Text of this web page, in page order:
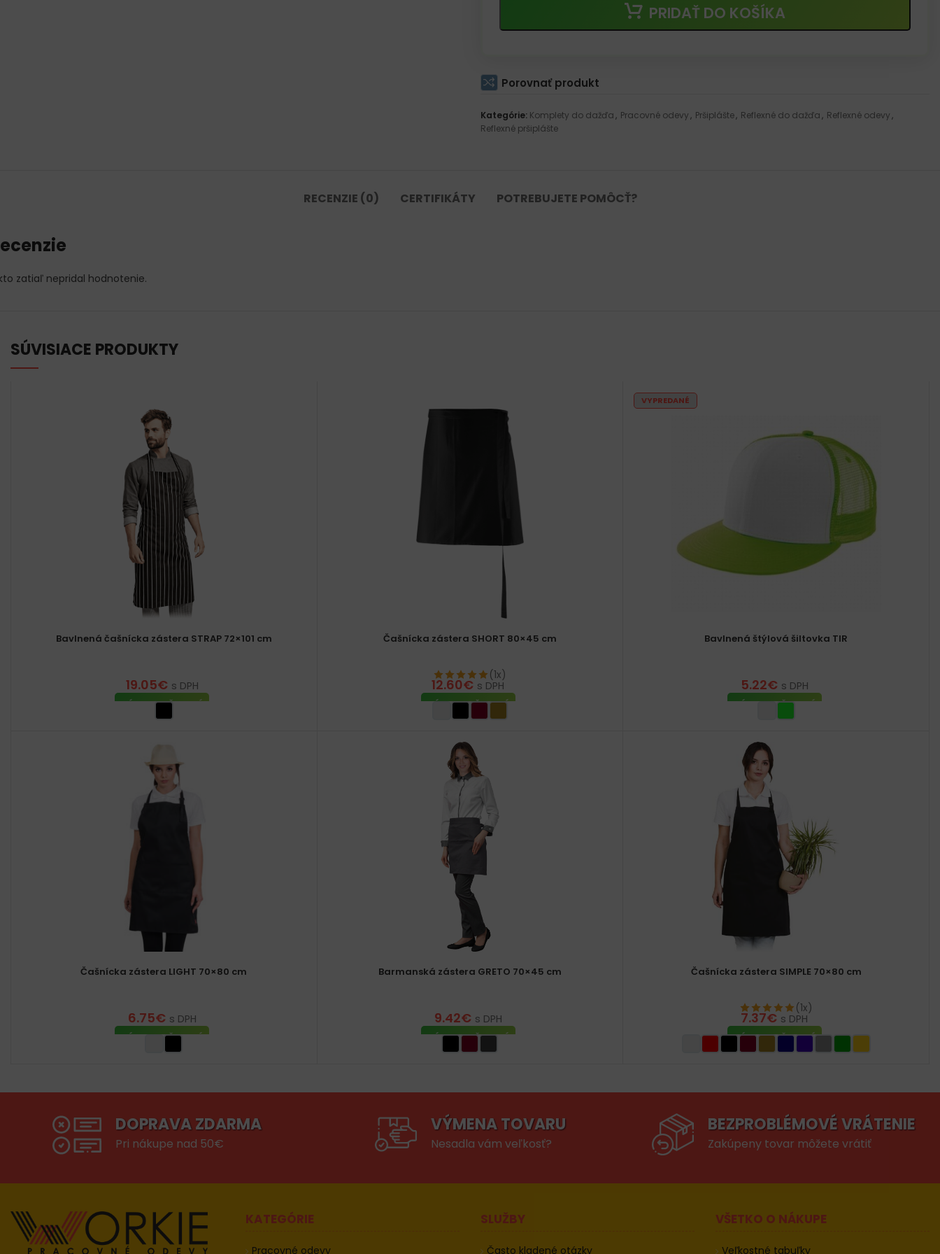
PRIDAŤ DO KOŠÍKA
Porovnať produkt
Kategórie: Komplety do dažďa , Pracovné odevy , Pršiplášte, Reflexné do dažďa , Reflexné odevy ,
Reflexné pršiplášte
RECENZIE (0) CERTIFIKÁTY POTREBUJETE POMÔCŤ?
zatiaľ nepridal hodnotenie.
SÚVISIACE PRODUKTY
Bavlnená čašnícka zástera STRAP 72×101 cm
19.05€ s DPH
VÝBER MOŽNOSTÍ
Čašnícka zástera SHORT 80×45 cm
(1x)
12.60€ s DPH
VÝBER MOŽNOSTÍ
VYPREDANÉ
Bavlnená štýlová šiltovka TIR
5.22€ s DPH
VÝBER MOŽNOSTÍ
Čašnícka zástera LIGHT 70×80 cm
6.75€ s DPH
VÝBER MOŽNOSTÍ
Barmanská zástera GRETO 70×45 cm
9.42€ s DPH
VÝBER MOŽNOSTÍ
Čašnícka zástera SIMPLE 70×80 cm
(1x)
7.37€ s DPH
VÝBER MOŽNOSTÍ
DOPRAVA ZDARMA
Pri nákupe nad 50€
VÝMENA TOVARU
Nesadla vám veľkosť?
BEZPROBLÉMOVÉ VRÁTENIE
Zakúpeny tovar môžete vrátiť
KATEGÓRIE
Pracovné odevy
SLUŽBY
Často kladené otázky
VŠETKO O NÁKUPE
Veľkostné tabuľky